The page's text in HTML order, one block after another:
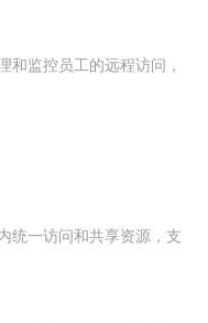
和监控员工的远程访问，
统一访问和共享资源，支